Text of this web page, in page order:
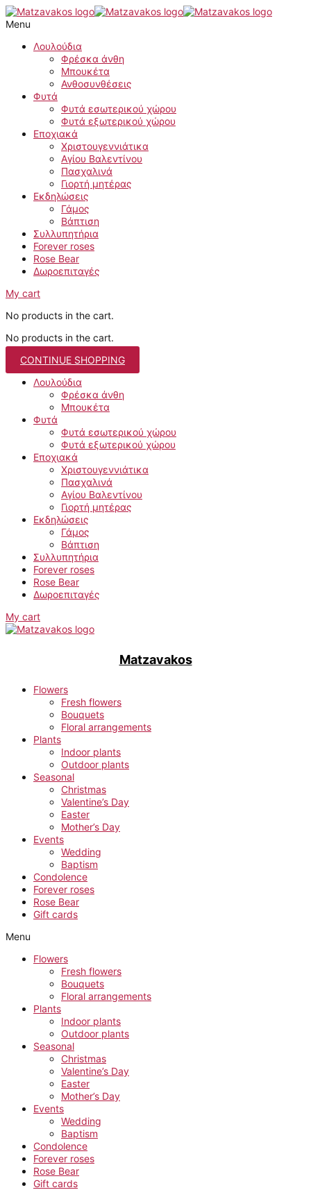
Skip
to
content
Menu
Λουλούδια
Φρέσκα άνθη
Μπουκέτα
Ανθοσυνθέσεις
Φυτά
Φυτά εσωτερικού χώρου
Φυτά εξωτερικού χώρου
Εποχιακά
Χριστουγεννιάτικα
Αγίου Βαλεντίνου
Πασχαλινά
Γιορτή μητέρας
Εκδηλώσεις
Γάμος
Βάπτιση
Συλλυπητήρια
Forever roses
Rose Bear
Δωροεπιταγές
My cart
No products in the cart.
No products in the cart.
CONTINUE SHOPPING
Λουλούδια
Φρέσκα άνθη
Μπουκέτα
Φυτά
Φυτά εσωτερικού χώρου
Φυτά εξωτερικού χώρου
Εποχιακά
Χριστουγεννιάτικα
Πασχαλινά
Αγίου Βαλεντίνου
Γιορτή μητέρας
Εκδηλώσεις
Γάμος
Βάπτιση
Συλλυπητήρια
Forever roses
Rose Bear
Δωροεπιταγές
My cart
Matzavakos
Flowers
Fresh flowers
Bouquets
Floral arrangements
Plants
Indoor plants
Outdoor plants
Seasonal
Christmas
Valentine’s Day
Easter
Mother’s Day
Events
Wedding
Baptism
Condolence
Forever roses
Rose Bear
Gift cards
Menu
Flowers
Fresh flowers
Bouquets
Floral arrangements
Plants
Indoor plants
Outdoor plants
Seasonal
Christmas
Valentine’s Day
Easter
Mother’s Day
Events
Wedding
Baptism
Condolence
Forever roses
Rose Bear
Gift cards